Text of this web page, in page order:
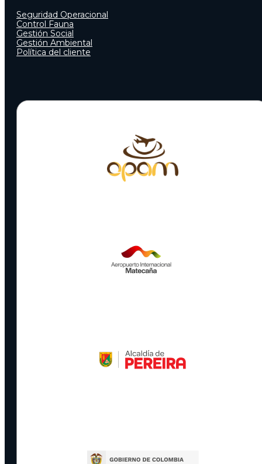
Seguridad Operacional
Control Fauna
Gestión Social
Gestión Ambiental
Política del cliente